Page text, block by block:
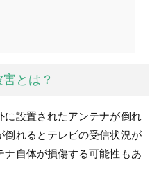
とは？
に設置されたアンテナが倒れ
倒れるとテレビの受信状況が
ナ自体が損傷する可能性もあ